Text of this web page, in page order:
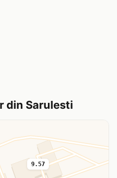
din Sarulesti
9.57